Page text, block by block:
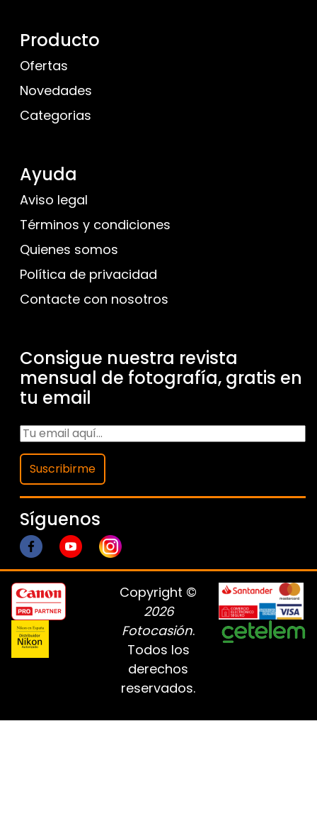
Producto
Ofertas
Novedades
Categorias
Ayuda
Aviso legal
Términos y condiciones
Quienes somos
Política de privacidad
Contacte con nosotros
Consigue nuestra revista
mensual de fotografía, gratis en
tu email
Suscribirme
Síguenos
Copyright ©
2026
Fotocasión.
Todos los
derechos
reservados.